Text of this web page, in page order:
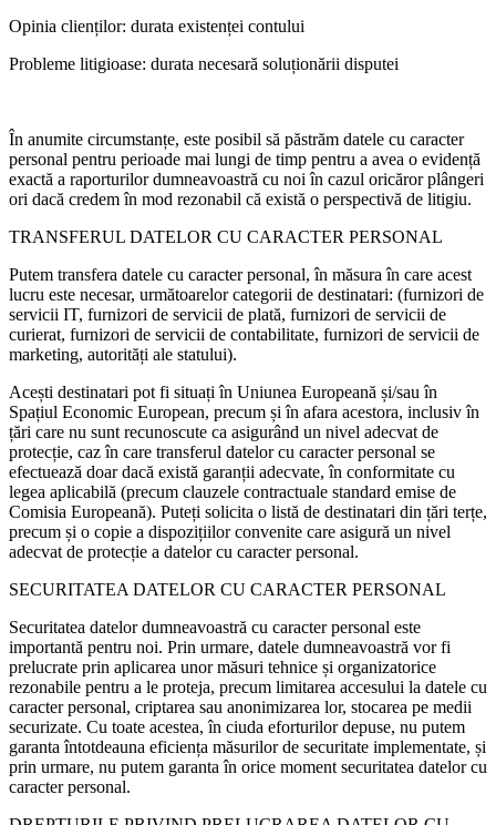
Opinia clienților: durata existenței contului
Probleme litigioase: durata necesară soluționării disputei
În anumite circumstanțe, este posibil să păstrăm datele cu caracter
personal pentru perioade mai lungi de timp pentru a avea o evidență
exactă a raporturilor dumneavoastră cu noi în cazul oricăror plângeri
ori dacă credem în mod rezonabil că există o perspectivă de litigiu.
TRANSFERUL DATELOR CU CARACTER PERSONAL
Putem transfera datele cu caracter personal, în măsura în care acest
lucru este necesar, următoarelor categorii de destinatari: (furnizori de
servicii IT, furnizori de servicii de plată, furnizori de servicii de
curierat, furnizori de servicii de contabilitate, furnizori de servicii de
marketing, autorități ale statului).
Acești destinatari pot fi situați în Uniunea Europeană și/sau în
Spațiul Economic European, precum și în afara acestora, inclusiv în
țări care nu sunt recunoscute ca asigurând un nivel adecvat de
protecție, caz în care transferul datelor cu caracter personal se
efectuează doar dacă există garanții adecvate, în conformitate cu
legea aplicabilă (precum clauzele contractuale standard emise de
Comisia Europeană). Puteți solicita o listă de destinatari din țări terțe,
precum și o copie a dispozițiilor convenite care asigură un nivel
adecvat de protecție a datelor cu caracter personal.
SECURITATEA DATELOR CU CARACTER PERSONAL
Securitatea datelor dumneavoastră cu caracter personal este
importantă pentru noi. Prin urmare, datele dumneavoastră vor fi
prelucrate prin aplicarea unor măsuri tehnice și organizatorice
rezonabile pentru a le proteja, precum limitarea accesului la datele cu
caracter personal, criptarea sau anonimizarea lor, stocarea pe medii
securizate. Cu toate acestea, în ciuda eforturilor depuse, nu putem
garanta întotdeauna eficiența măsurilor de securitate implementate, și
prin urmare, nu putem garanta în orice moment securitatea datelor cu
caracter personal.